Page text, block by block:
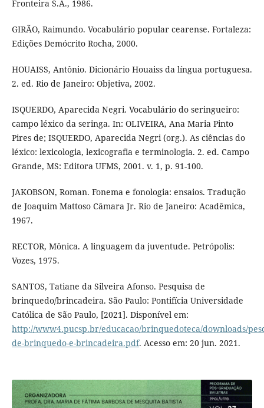
Fronteira S.A., 1986.
GIRÃO, Raimundo. Vocabulário popular cearense. Fortaleza:
Edições Demócrito Rocha, 2000.
HOUAISS, Antônio. Dicionário Houaiss da língua portuguesa.
2. ed. Rio de Janeiro: Objetiva, 2002.
ISQUERDO, Aparecida Negri. Vocabulário do seringueiro:
campo léxico da seringa. In: OLIVEIRA, Ana Maria Pinto
Pires de; ISQUERDO, Aparecida Negri (org.). As ciências do
léxico: lexicologia, lexicografia e terminologia. 2. ed. Campo
Grande, MS: Editora UFMS, 2001. v. 1, p. 91-100.
JAKOBSON, Roman. Fonema e fonologia: ensaios. Tradução
de Joaquim Mattoso Câmara Jr. Rio de Janeiro: Acadêmica,
1967.
RECTOR, Mônica. A linguagem da juventude. Petrópolis:
Vozes, 1975.
SANTOS, Tatiane da Silveira Afonso. Pesquisa de
brinquedo/brincadeira. São Paulo: Pontifícia Universidade
Católica de São Paulo, [2021]. Disponível em:
http://www4.pucsp.br/educacao/brinquedoteca/downloads/
de-brinquedo-e-brincadeira.pdf. Acesso em: 20 jun. 2021.